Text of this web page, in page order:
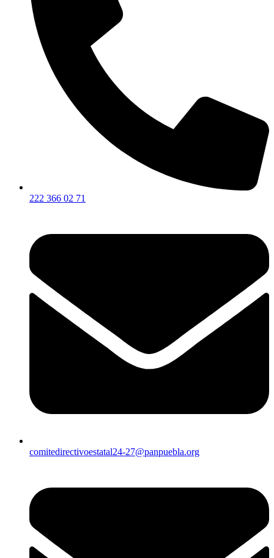
222 366 02 71
comitedirectivoestatal24-27@panpuebla.org